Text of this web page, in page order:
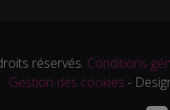
réservés. Conditions
Gestion des cookies -